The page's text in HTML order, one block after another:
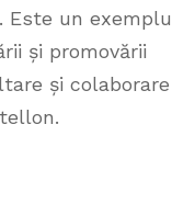
Este un exemplu
și promovării
și colaborare